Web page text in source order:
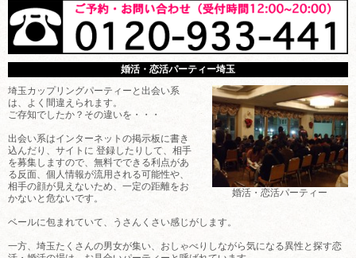
婚活・恋活パーティー埼玉
婚活・恋活パーティー
埼玉カップリングパーティーと出会い系
は、よく間違えられます。
ご存知でしたか？その違いを・・・
出会い系はインターネットの掲示板に書き
込んだり、サイトに 登録したりして、相手
を募集しますので、無料でできる利点があ
る反面、個人情報が流用される可能性や、
相手の顔が見えないため、一定の距離をお
かないと危ないです。
ベールに包まれていて、うさんくさい感じがします。
一方、埼玉たくさんの男女が集い、おしゃべりしながら気になる異性と探す恋